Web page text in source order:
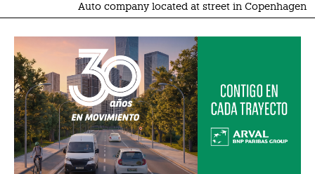
Auto company located at street in Copenhagen